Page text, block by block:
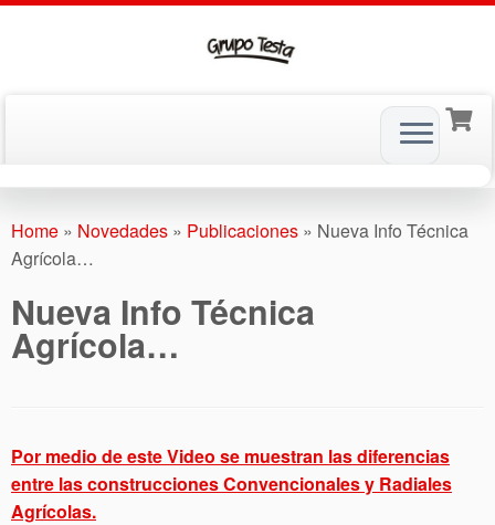
to
content
Home » Novedades » Publicaciones » Nueva Info Técnica
Agrícola…
Nueva Info Técnica
Agrícola…
Por medio de este Video se muestran las diferencias
entre las construcciones Convencionales y Radiales
Agrícolas.